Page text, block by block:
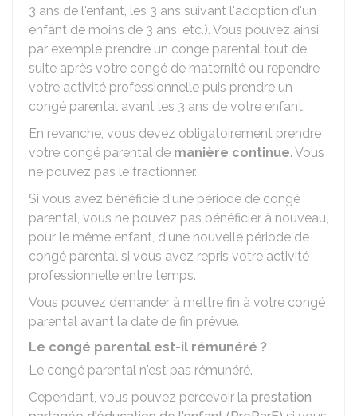
3 ans de l'enfant, les 3 ans suivant l'adoption d'un
enfant de moins de 3 ans, etc.). Vous pouvez ainsi
par exemple prendre un congé parental tout de
suite après votre congé de maternité ou rependre
votre activité professionnelle puis prendre un
congé parental avant les 3 ans de votre enfant.
En revanche, vous devez obligatoirement prendre
votre congé parental de manière continue. Vous
ne pouvez pas le fractionner.
Si vous avez bénéficié d'une période de congé
parental, vous ne pouvez pas bénéficier à nouveau,
pour le même enfant, d'une nouvelle période de
congé parental si vous avez repris votre activité
professionnelle entre temps.
Vous pouvez demander à mettre fin à votre congé
parental avant la date de fin prévue.
Le congé parental est-il rémunéré ?
Le congé parental n'est pas rémunéré.
Cependant, vous pouvez percevoir la prestation